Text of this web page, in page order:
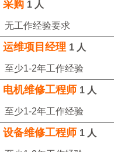
采购 1 人
无工作经验要求
运维项目经理 1 人
至少1-2年工作经验
电机维修工程师 1 人
至少1-2年工作经验
设备维修工程师 1 人